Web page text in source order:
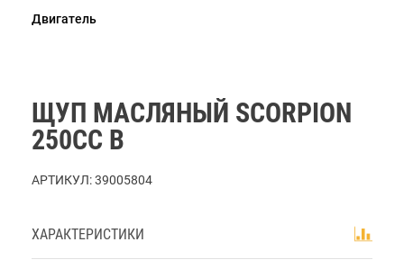
Двигатель
ЩУП МАСЛЯНЫЙ SCORPION
250СС В
АРТИКУЛ:39005804
ХАРАКТЕРИСТИКИ